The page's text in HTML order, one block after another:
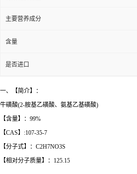
主要营养成分
含量
是否进口
一、【简介】：
牛磺酸(2-胺基乙磺酸、氨基乙基磺酸)
【含量】：99%
【CAS】:107-35-7
【分子式】：C2H7NO3S
【相对分子质量】：125.15